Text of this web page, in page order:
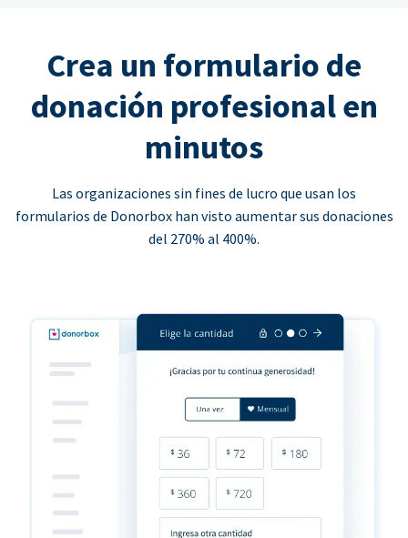
Crea un formulario de
donación profesional en
minutos
Las organizaciones sin fines de lucro que usan los
formularios de Donorbox han visto aumentar sus donaciones
del 270% al 400%.